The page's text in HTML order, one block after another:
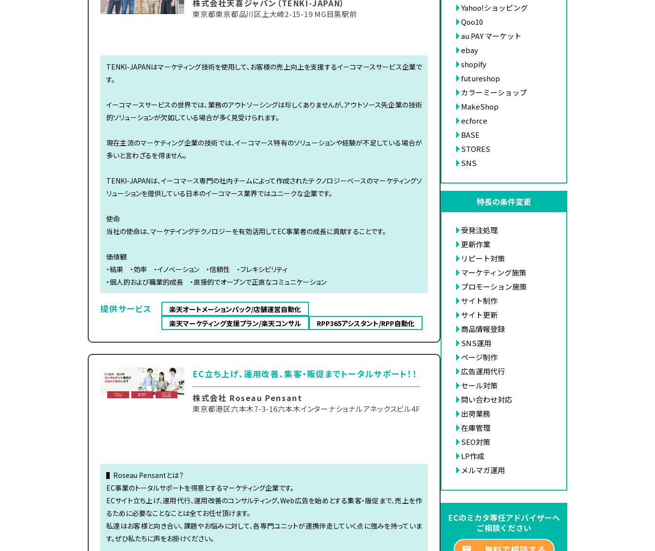
株式会社天喜ジャパン（TENKI-JAPAN）
東京都東京都品川区上大崎2-15-19 MG目黒駅前
TENKI-JAPANはマーケティング技術を使用して、お客様の売上向上を支援するイーコマースサービス企業で
す。
イーコマースサービスの世界では、業務のアウトソーシングは珍しくありませんが、アウトソース先企業の技術
的ソリューションが欠如している場合が多く見受けられます。
現在主流のマーケティング企業の技術では、イーコマース特有のソリューションや経験が不足している場合が
多いと言わざるを得ません。
TENKI-JAPANは、イーコマース専門の社内チームによって作成されたテクノロジーベースのマーケティングソ
リューションを提供している日本のイーコマース業界ではユニークな企業です。
使命
当社の使命は、マーケテイングテクノロジーを有効活用してEC事業者の成長に貢献することです。
価値観
・結果 ・効率 ・イノベーション ・信頼性 ・フレキシビリティ
・個人的および職業的成長 ・直接的でオープンで正直なコミュニケーション
提供サービス
楽天オートメーションパック/店舗運営自動化
楽天マーケティング支援プラン/楽天コンサル
RPP365アシスタント/RPP自動化
EC立ち上げ、運用改善、集客・販促までトータルサポート！！
株式会社 Roseau Pensant
東京都港区六本木7-3-16六本木インターナショナルアネックスビル4F
▌Roseau Pensantとは？
EC事業のトータルサポートを得意とするマーケティング企業です。
ECサイト立ち上げ、運用代行、運用改善のコンサルティング、Web広告を始めとする集客・販促まで、売上を作
るために必要なことなことは全てお任せ頂けます。
私達はお客様と向き合い、課題やお悩みに対して、各専門ユニットが連携伴走していく点に強みを持っていま
す。ぜひ私たちに声をお掛けください。
Yahoo!ショッピング
Qoo10
au PAY マーケット
ebay
shopify
futureshop
カラーミーショップ
MakeShop
ecforce
BASE
STORES
SNS
特長の条件変更
受発注処理
更新作業
リピート対策
マーケティング施策
プロモーション施策
サイト制作
サイト更新
商品情報登録
SNS運用
ページ制作
広告運用代行
セール対策
問い合わせ対応
出荷業務
在庫管理
SEO対策
LP作成
メルマガ運用
ECのミカタ専任アドバイザーへ
ご相談ください